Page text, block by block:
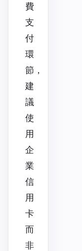
費
支
付
環
節，
建
議
使
用
企
業
信
用
卡
而
非